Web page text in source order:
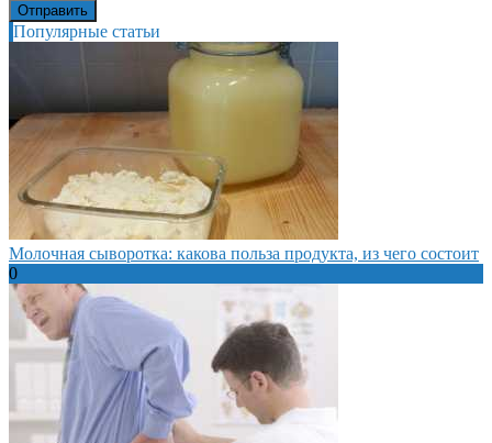
Популярные статьи
Молочная сыворотка: какова польза продукта, из чего состоит
0